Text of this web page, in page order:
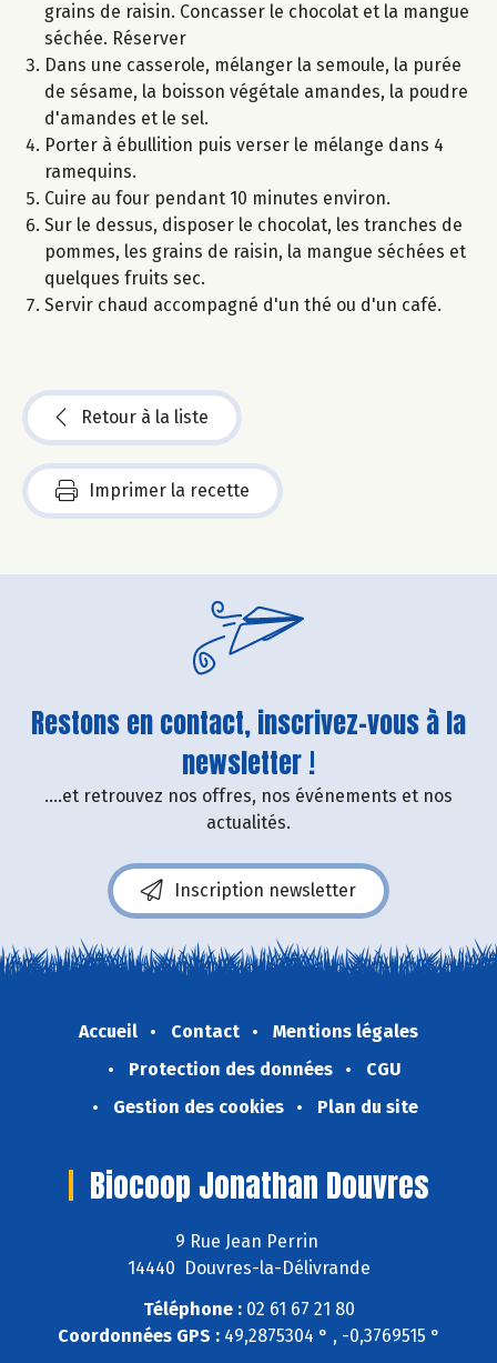
grains de raisin. Concasser le chocolat et la mangue
séchée. Réserver
Dans une casserole, mélanger la semoule, la purée
de sésame, la boisson végétale amandes, la poudre
d'amandes et le sel.
Porter à ébullition puis verser le mélange dans 4
ramequins.
Cuire au four pendant 10 minutes environ.
Sur le dessus, disposer le chocolat, les tranches de
pommes, les grains de raisin, la mangue séchées et
quelques fruits sec.
Servir chaud accompagné d'un thé ou d'un café.
Retour à la liste
Imprimer la recette
Restons en contact, inscrivez-vous à la
newsletter !
....et retrouvez nos offres, nos événements et nos
actualités.
Inscription newsletter
Accueil Contact
Mentions légales
Protection des données
CGU
Gestion des cookies
Plan du site
Biocoop Jonathan Douvres
9 Rue Jean Perrin
14440 Douvres-la-Délivrande
Téléphone :02 61 67 21 80
Coordonnées GPS :49,2875304 ° , -0,3769515 °